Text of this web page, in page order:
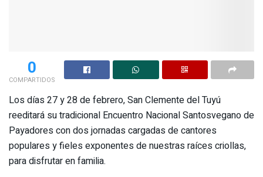
0
COMPARTIDOS
Los días 27 y 28 de febrero, San Clemente del Tuyú
reeditará su tradicional Encuentro Nacional Santosvegano de
Payadores con dos jornadas cargadas de cantores
populares y fieles exponentes de nuestras raíces criollas,
para disfrutar en familia.